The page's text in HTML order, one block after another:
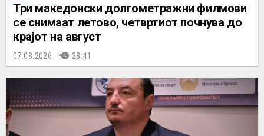
Три македонски долгометражни филмови
се снимаат летово, четвртиот почнува до
крајот на август
07.08.2026. 23:41